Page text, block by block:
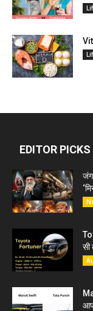
EDITOR PICKS